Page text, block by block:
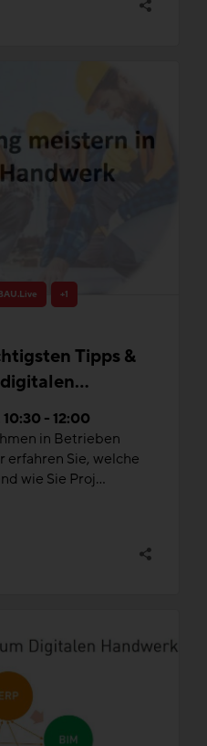
+1
Tipps &
- 12:00
in Betrieben
Sie, welche
wie Sie Proj...